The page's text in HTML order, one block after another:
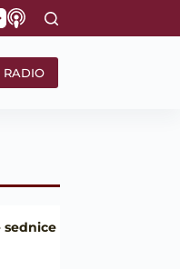
RADIO